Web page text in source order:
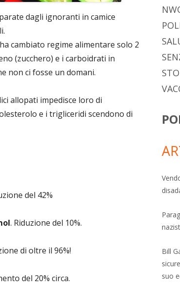
dagli ignoranti in camice
cambiato regime alimentare solo 2
(zucchero) e i carboidrati in
non ci fosse un domani.
allopati impedisce loro di
e i trigliceridi scendono di
del 42%
. Riduzione del 10%.
di oltre il 96%!
del 20% circa.
Bill
suo